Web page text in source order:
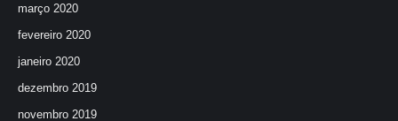
março 2020
fevereiro 2020
janeiro 2020
dezembro 2019
novembro 2019